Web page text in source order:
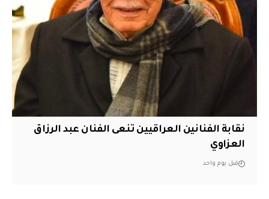
نقابة الفنانين العراقيين تنعى الفنان عبد الرزاق
العزاوي
قبل يوم واحد